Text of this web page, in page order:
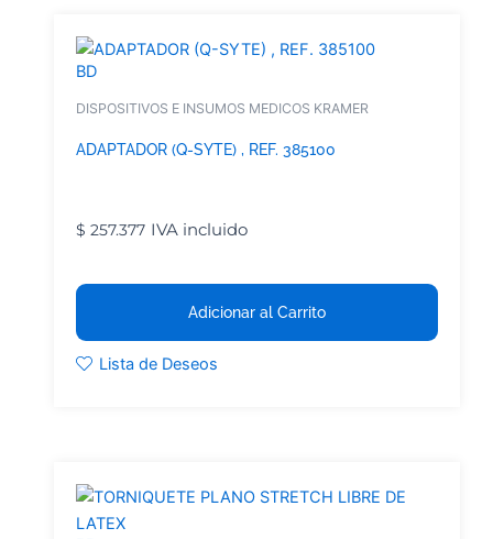
BD
DISPOSITIVOS E INSUMOS MEDICOS KRAMER
ADAPTADOR (Q-SYTE) , REF. 385100
$ 257.377 IVA incluido
Adicionar al Carrito
Lista de Deseos